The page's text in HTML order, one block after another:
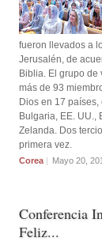
fueron llevados a
Jerusalén, de
Biblia. El grupo de
más de 93
Dios en 17
Bulgaria, EE. UU.,
Zelanda. Dos
primera vez.
Corea | Mayo 20,
Conferencia
Feliz...